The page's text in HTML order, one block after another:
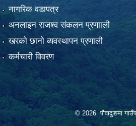
नागरिक वडापत्र
अनलाइन राजश्व संकलन प्रणााली
खरको छानो व्यवस्थापन प्रणाली
कर्मचारी विवरण
© 2026 पौवादुङमा